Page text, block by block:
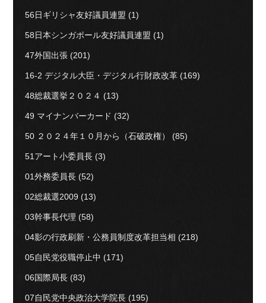
56日ギリシャ友好議員連盟 (1)
58日本シンガポール友好議員連盟 (1)
47外国出張 (201)
16-2 デジタル大臣・デジタル行財政改革 (169)
48総裁選挙２０２４ (13)
49 マイナンバーカード (32)
50 ２０２４年１０月から（石破政権） (85)
51アート小委員長 (3)
01外務委員長 (52)
02総裁選2009 (13)
03幹事長代理 (58)
04影の行政刷新・公務員制度改革担当相 (218)
05自民党役職停止中 (171)
06国際局長 (83)
07自民党中央政治大学院長 (195)